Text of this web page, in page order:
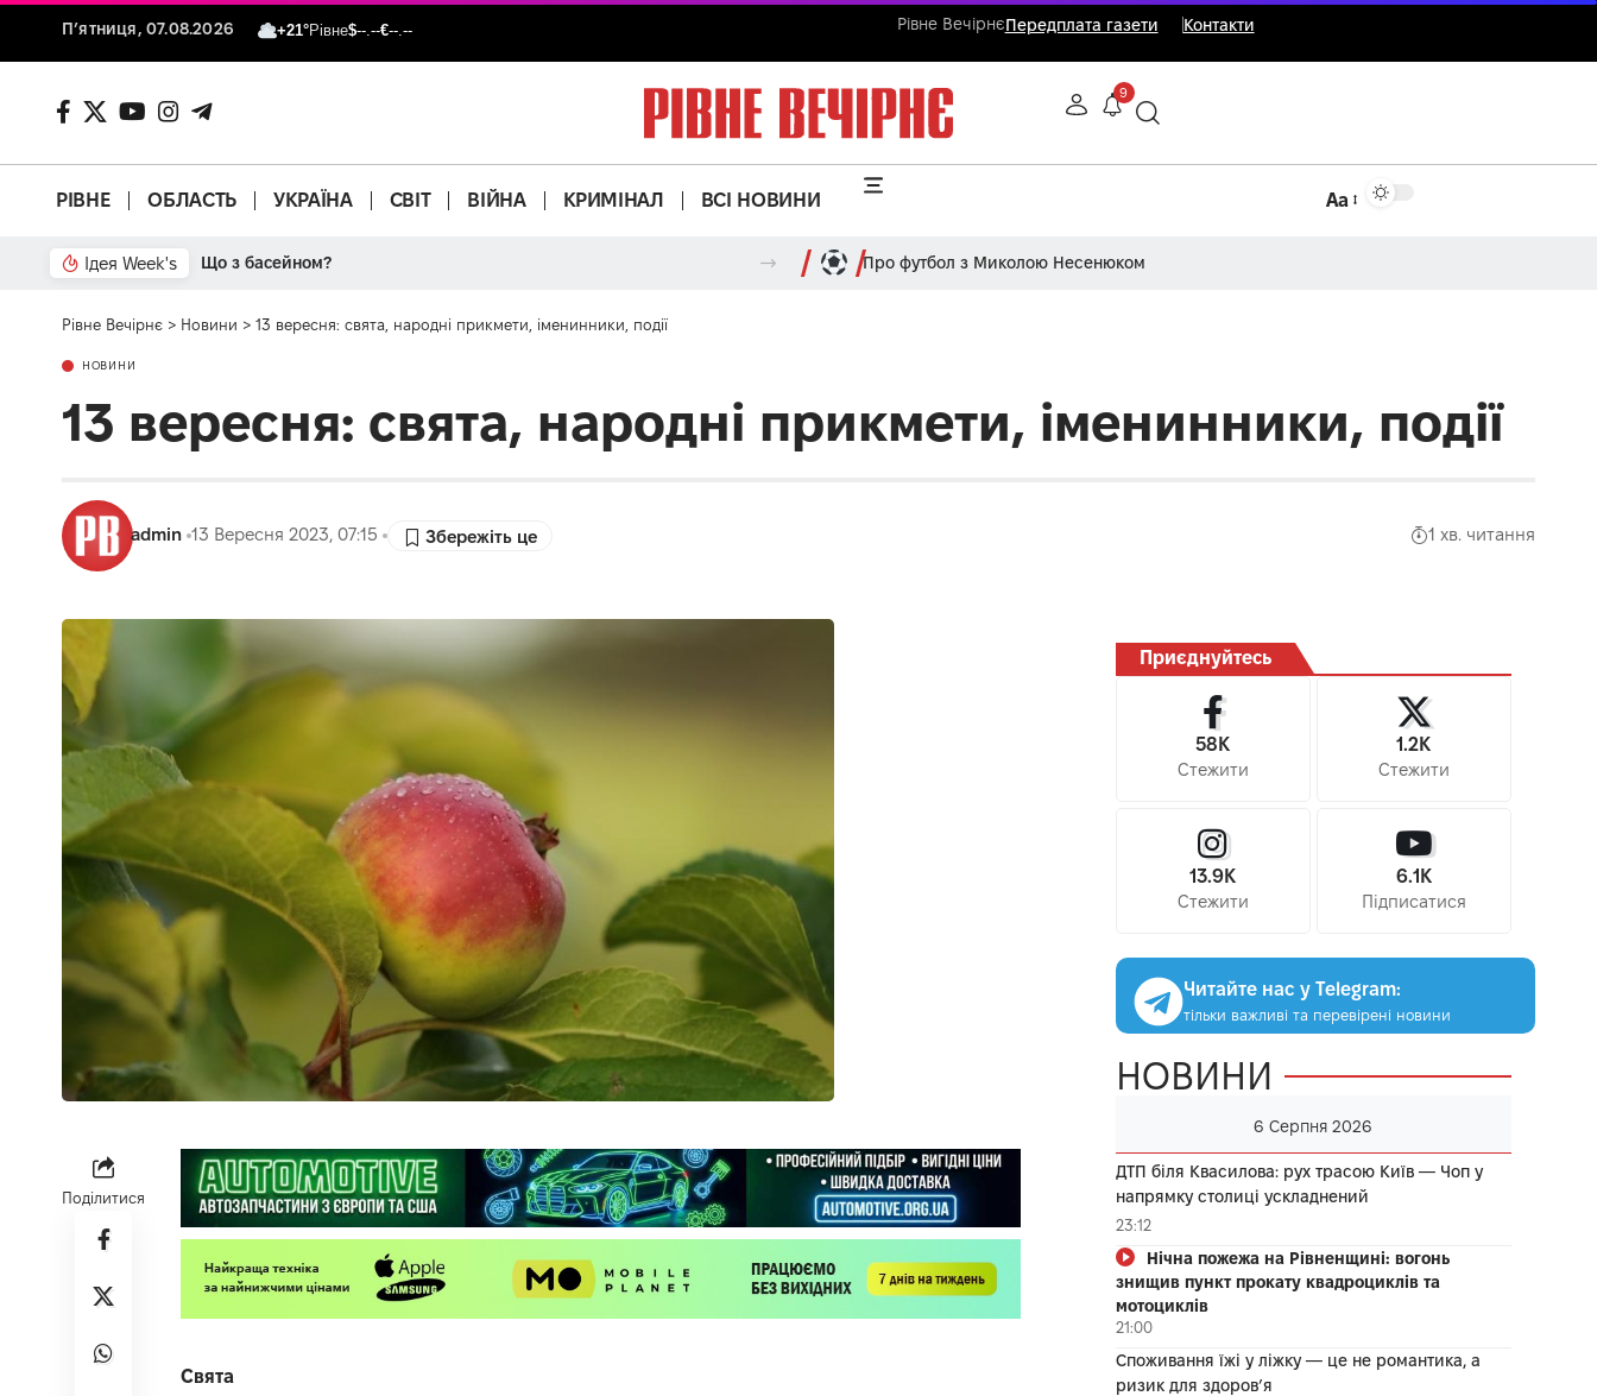
П’ятниця, 07.08.2026 +21°Рівне$--.--€--.-- Рівне ВечірнєПередплата газети Контакти
9
РІВНЕ ОБЛАСТЬ УКРАЇНА СВІТ ВІЙНА КРИМІНАЛ ВСІ НОВИНИ Аа
Ідея Week's Від паркану до картонки Про футбол з Миколою Несенюком
Рівне Вечірнє > Новини > 13 вересня: свята, народні прикмети, іменинники, події
НОВИНИ
13 вересня: свята, народні прикмети, іменинники, події
admin 13 Вересня 2023, 07:15 1 хв. читання
Поділитися
Свята
Приєднуйтесь
58K
Стежити
1.2K
Стежити
13.9K
Стежити
6.1K
Підписатися
Читайте нас у Telegram:
тільки важливі та перевірені новини
НОВИНИ
6 Серпня 2026
ДТП біля Квасилова: рух трасою Київ — Чоп у
напрямку столиці ускладнений
23:12
Нічна пожежа на Рівненщині: вогонь
знищив пункт прокату квадроциклів та
мотоциклів
21:00
Споживання їжі у ліжку — це не романтика, а
ризик для здоров’я